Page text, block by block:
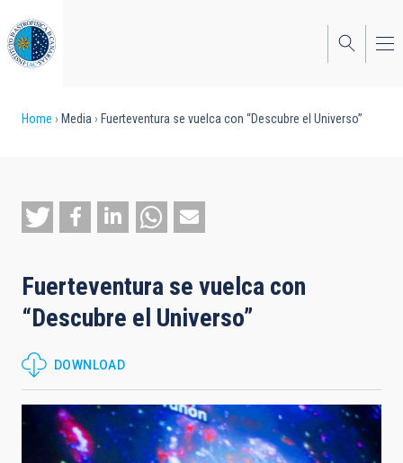
to
main
content
Breadcrumb
Home Media Fuerteventura se vuelca con “Descubre el Universo”
Fuerteventura se vuelca con
“Descubre el Universo”
DOWNLOAD